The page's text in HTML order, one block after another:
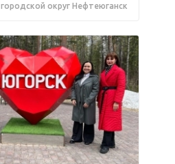
городской округ Нефтеюганск